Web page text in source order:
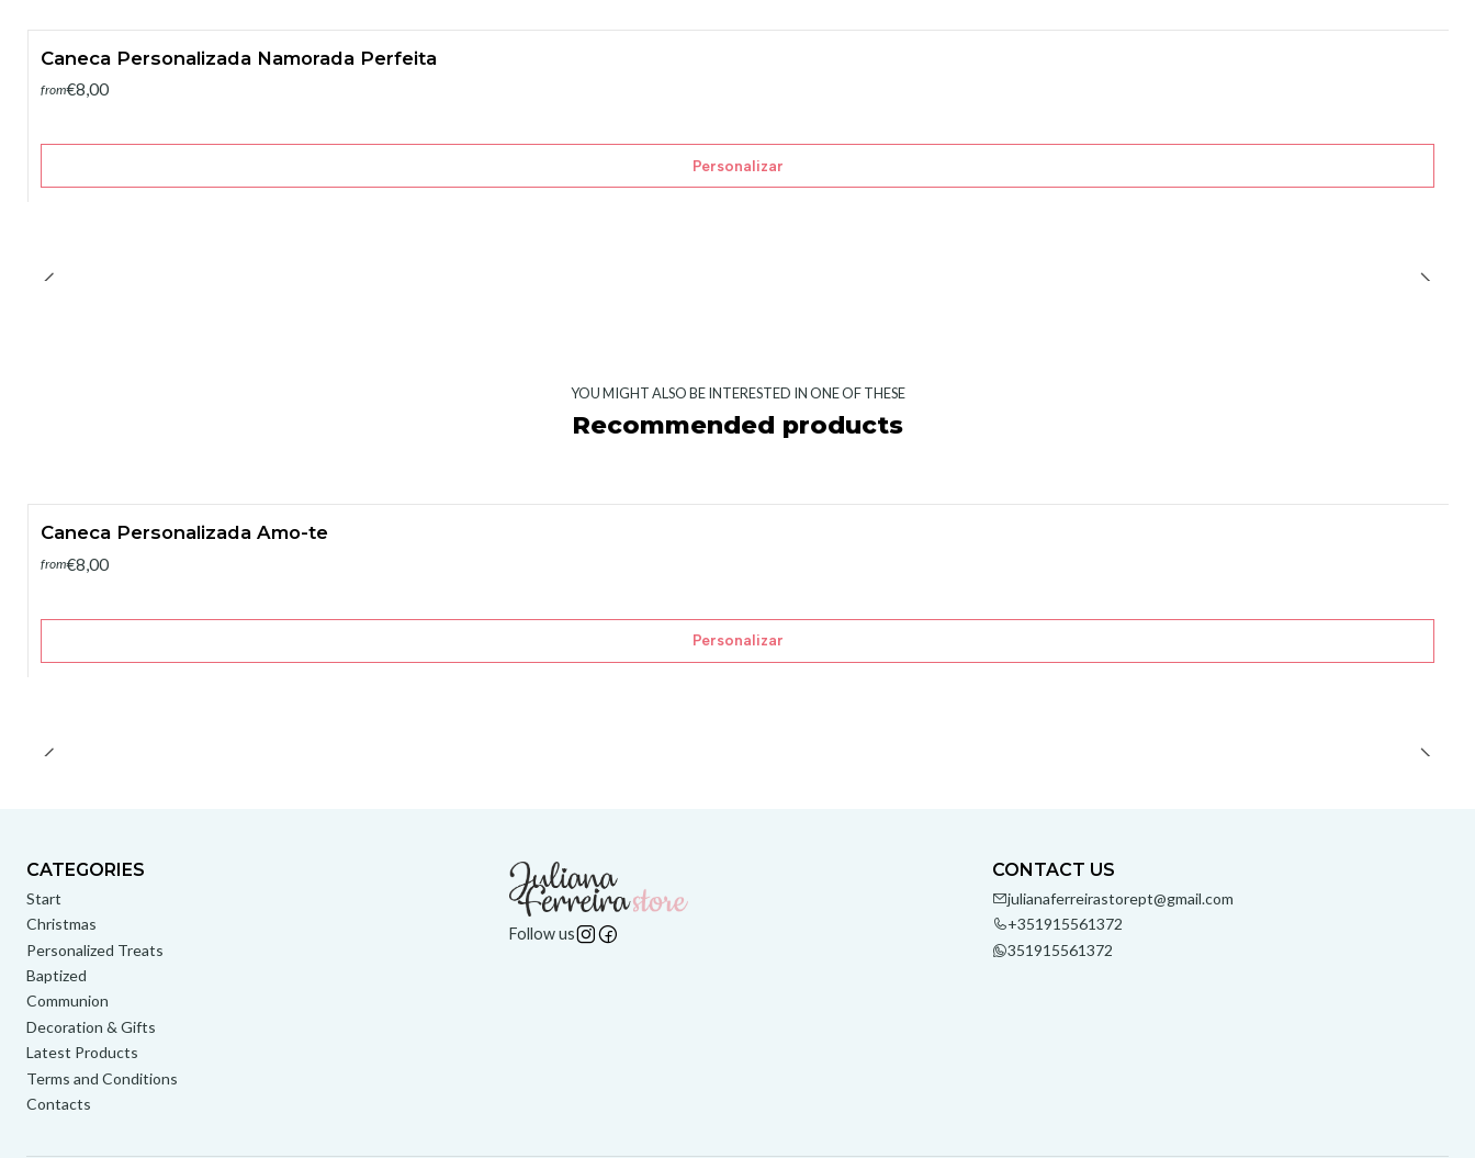
Caneca Personalizada Namorada Perfeita
from€8,00
Personalizar
YOU MIGHT ALSO BE INTERESTED IN ONE OF THESE
Recommended products
Caneca Personalizada Amo-te
from€8,00
Personalizar
CATEGORIES
Start
Christmas
Personalized Treats
Baptized
Communion
Decoration & Gifts
Latest Products
Terms and Conditions
Contacts
Follow us
CONTACT US
julianaferreirastorept@gmail.com
+351915561372
351915561372